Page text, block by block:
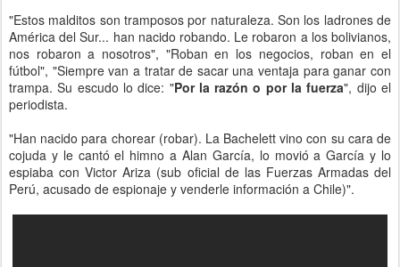
"Estos malditos son tramposos por naturaleza. Son los ladrones de
América del Sur... han nacido robando. Le robaron a los bolivianos,
nos robaron a nosotros", "Roban en los negocios, roban en el
fútbol", "Siempre van a tratar de sacar una ventaja para ganar con
trampa. Su escudo lo dice: "Por la razón o por la fuerza", dijo el
periodista.
"Han nacido para chorear (robar). La Bachelett vino con su cara de
cojuda y le cantó el himno a Alan García, lo movió a García y lo
espiaba con Victor Ariza (sub oficial de las Fuerzas Armadas del
Perú, acusado de espionaje y venderle información a Chile)".